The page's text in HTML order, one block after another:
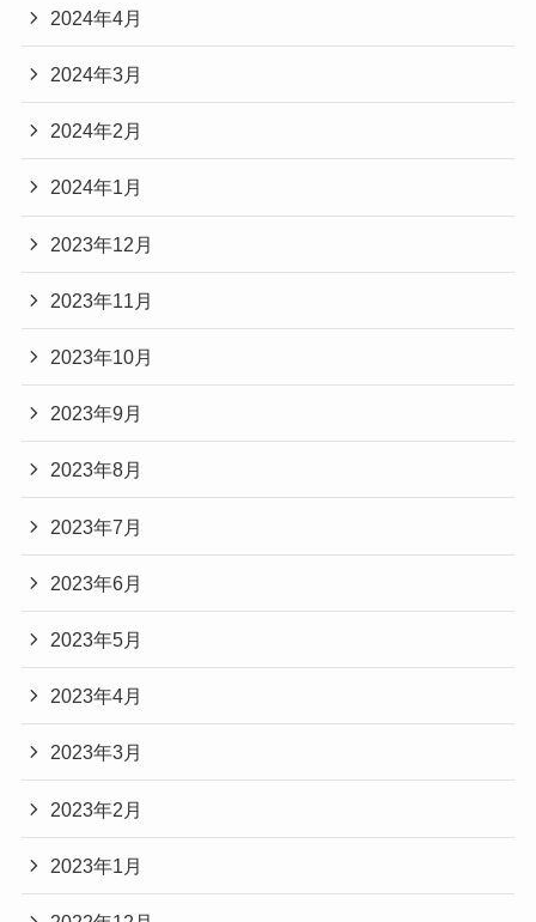
2024年4月
2024年3月
2024年2月
2024年1月
2023年12月
2023年11月
2023年10月
2023年9月
2023年8月
2023年7月
2023年6月
2023年5月
2023年4月
2023年3月
2023年2月
2023年1月